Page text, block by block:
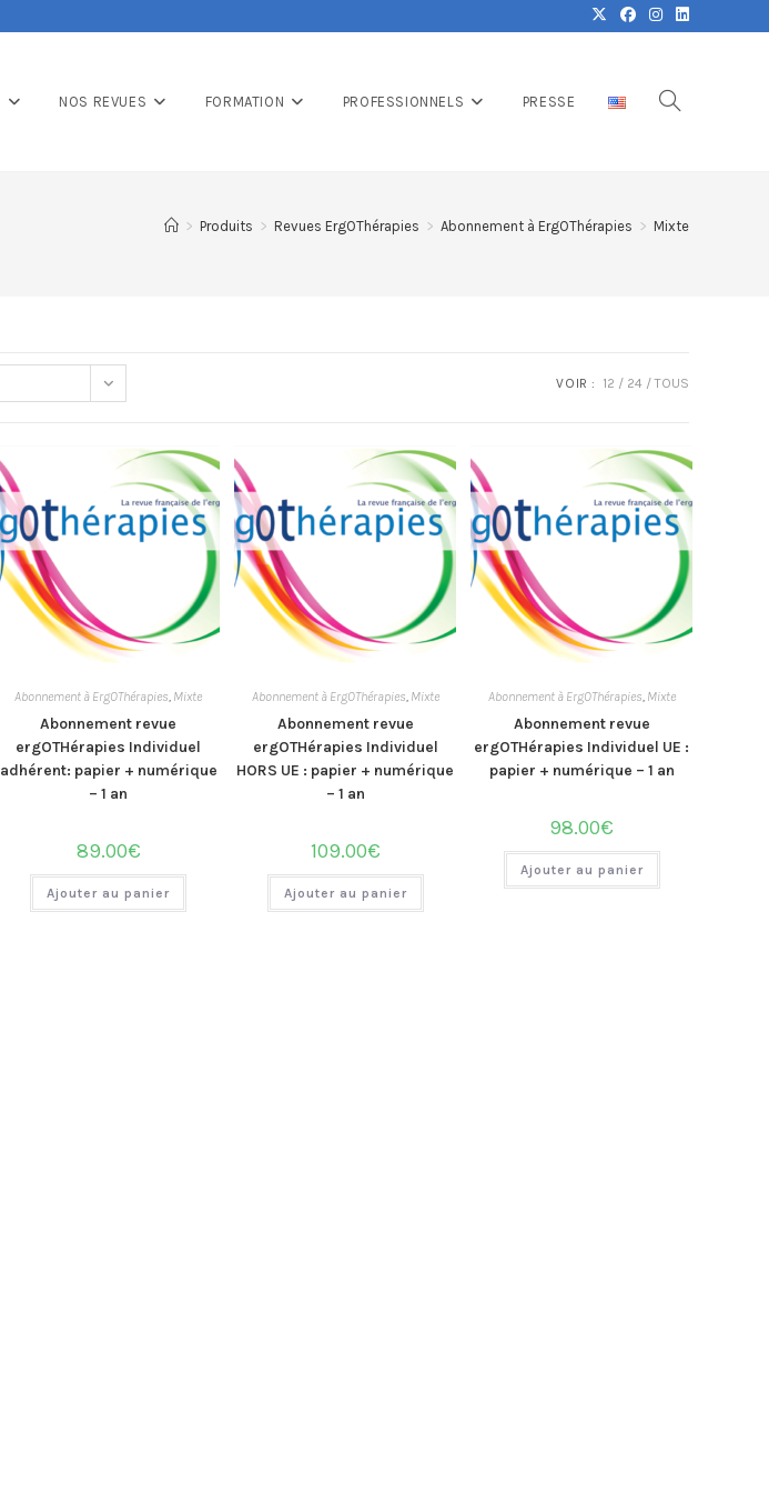
NOS REVUES FORMATION PROFESSIONNELS PRESSE
> Produits > Revues ErgOThérapies > Abonnement à ErgOThérapies > Mixte
VOIR : 12 24 TOUS
Abonnement à ErgOThérapies, Mixte
Abonnement revue
ergOTHérapies Individuel
adhérent: papier + numérique
– 1 an
89.00€
Ajouter au panier
Abonnement à ErgOThérapies, Mixte
Abonnement revue
ergOTHérapies Individuel
HORS UE : papier + numérique
– 1 an
109.00€
Ajouter au panier
Abonnement à ErgOThérapies, Mixte
Abonnement revue
ergOTHérapies Individuel UE :
papier + numérique – 1 an
98.00€
Ajouter au panier